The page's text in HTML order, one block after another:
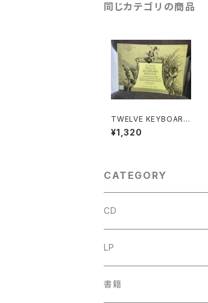
同じカテゴリの商品
TWELVE KEYBOARD
SONATAS SET 1(OP
US Ⅴ)【著者：J.C.BAC
¥1,320
CATEGORY
CD
古楽
中古CD
古楽以外
LP
古楽
書籍